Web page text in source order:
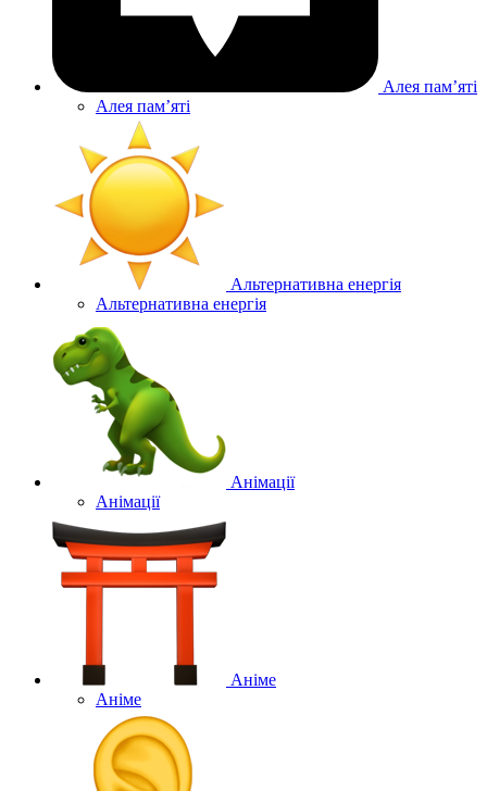
Алея памʼяті
Алея памʼяті
Альтернативна енергія
Альтернативна енергія
Анімації
Анімації
Аніме
Аніме